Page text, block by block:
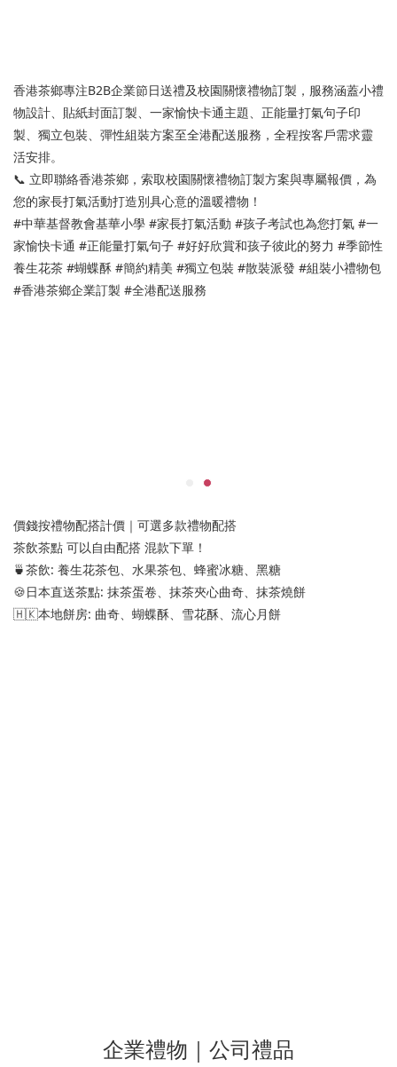
香港茶鄉專注B2B企業節日送禮及校園關懷禮物訂製，服務涵蓋小禮
物設計、貼紙封面訂製、一家愉快卡通主題、正能量打氣句子印
製、獨立包裝、彈性組裝方案至全港配送服務，全程按客戶需求靈
活安排。
📞 立即聯絡香港茶鄉，索取校園關懷禮物訂製方案與專屬報價，為
您的家長打氣活動打造別具心意的溫暖禮物！
#中華基督教會基華小學 #家長打氣活動 #孩子考試也為您打氣 #一
家愉快卡通 #正能量打氣句子 #好好欣賞和孩子彼此的努力 #季節性
養生花茶 #蝴蝶酥 #簡約精美 #獨立包裝 #散裝派發 #組裝小禮物包
#香港茶鄉企業訂製 #全港配送服務
價錢按禮物配搭計價｜可選多款禮物配搭
茶飲茶點 可以自由配搭 混款下單！
🍵茶飲: 養生花茶包、水果茶包、蜂蜜冰糖、黑糖
🍪日本直送茶點: 抹茶蛋卷、抹茶夾心曲奇、抹茶燒餅
🇭🇰本地餅房: 曲奇、蝴蝶酥、雪花酥、流心月餅
企業禮物｜公司禮品